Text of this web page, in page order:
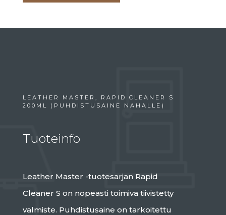
LEATHER MASTER, RAPID CLEANER S
200ML (PUHDISTUSAINE NAHALLE)
Tuoteinfo
Leather Master -tuotesarjan Rapid
Cleaner S on nopeasti toimiva tiivistetty
valmiste. Puhdistusaine on tarkoitettu